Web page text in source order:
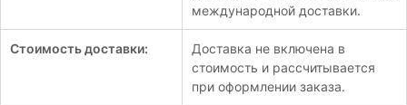
международной доставки.
Стоимость доставки:
Доставка не включена в
стоимость и рассчитывается
при оформлении заказа.